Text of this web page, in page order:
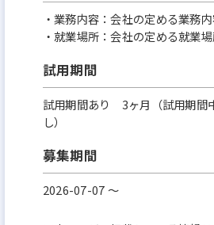
・業務内容：会社の定める業務
・就業場所：会社の定める就業
試用期間
試用期間あり 3ヶ月（試用期間
し）
募集期間
2026-07-07 〜